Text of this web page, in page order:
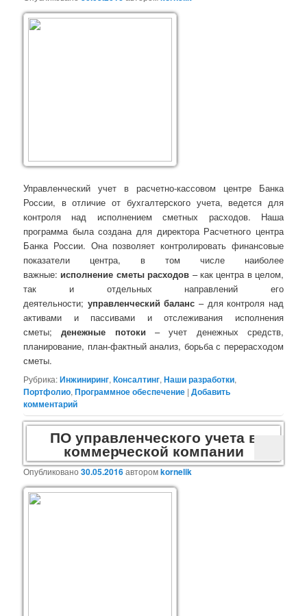
Управленческий учет в расчетно-кассовом центре Банка
России, в отличие от бухгалтерского учета, ведется для
контроля над исполнением сметных расходов. Наша
программа была создана для директора Расчетного центра
Банка России. Она позволяет контролировать финансовые
показатели центра, в том числе наиболее
важные: исполнение сметы расходов – как центра в целом,
так и отдельных направлений его
деятельности; управленческий баланс – для контроля над
активами и пассивами и отслеживания исполнения
сметы;денежные потоки– учет денежных средств,
планирование, план-фактный анализ, борьба с перерасходом
сметы.
Рубрика:Инжиниринг,Консалтинг,Наши разработки,
Портфолио,Программное обеспечение |Добавить
комментарий
ПО управленческого учета в
коммерческой компании
Опубликовано30.05.2016авторомkornelik